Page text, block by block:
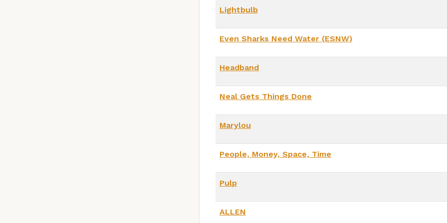
Lightbulb
Even Sharks Need Water (ESNW)
Headband
Neal Gets Things Done
Marylou
People, Money, Space, Time
Pulp
ALLEN